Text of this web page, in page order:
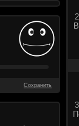
Сохранить